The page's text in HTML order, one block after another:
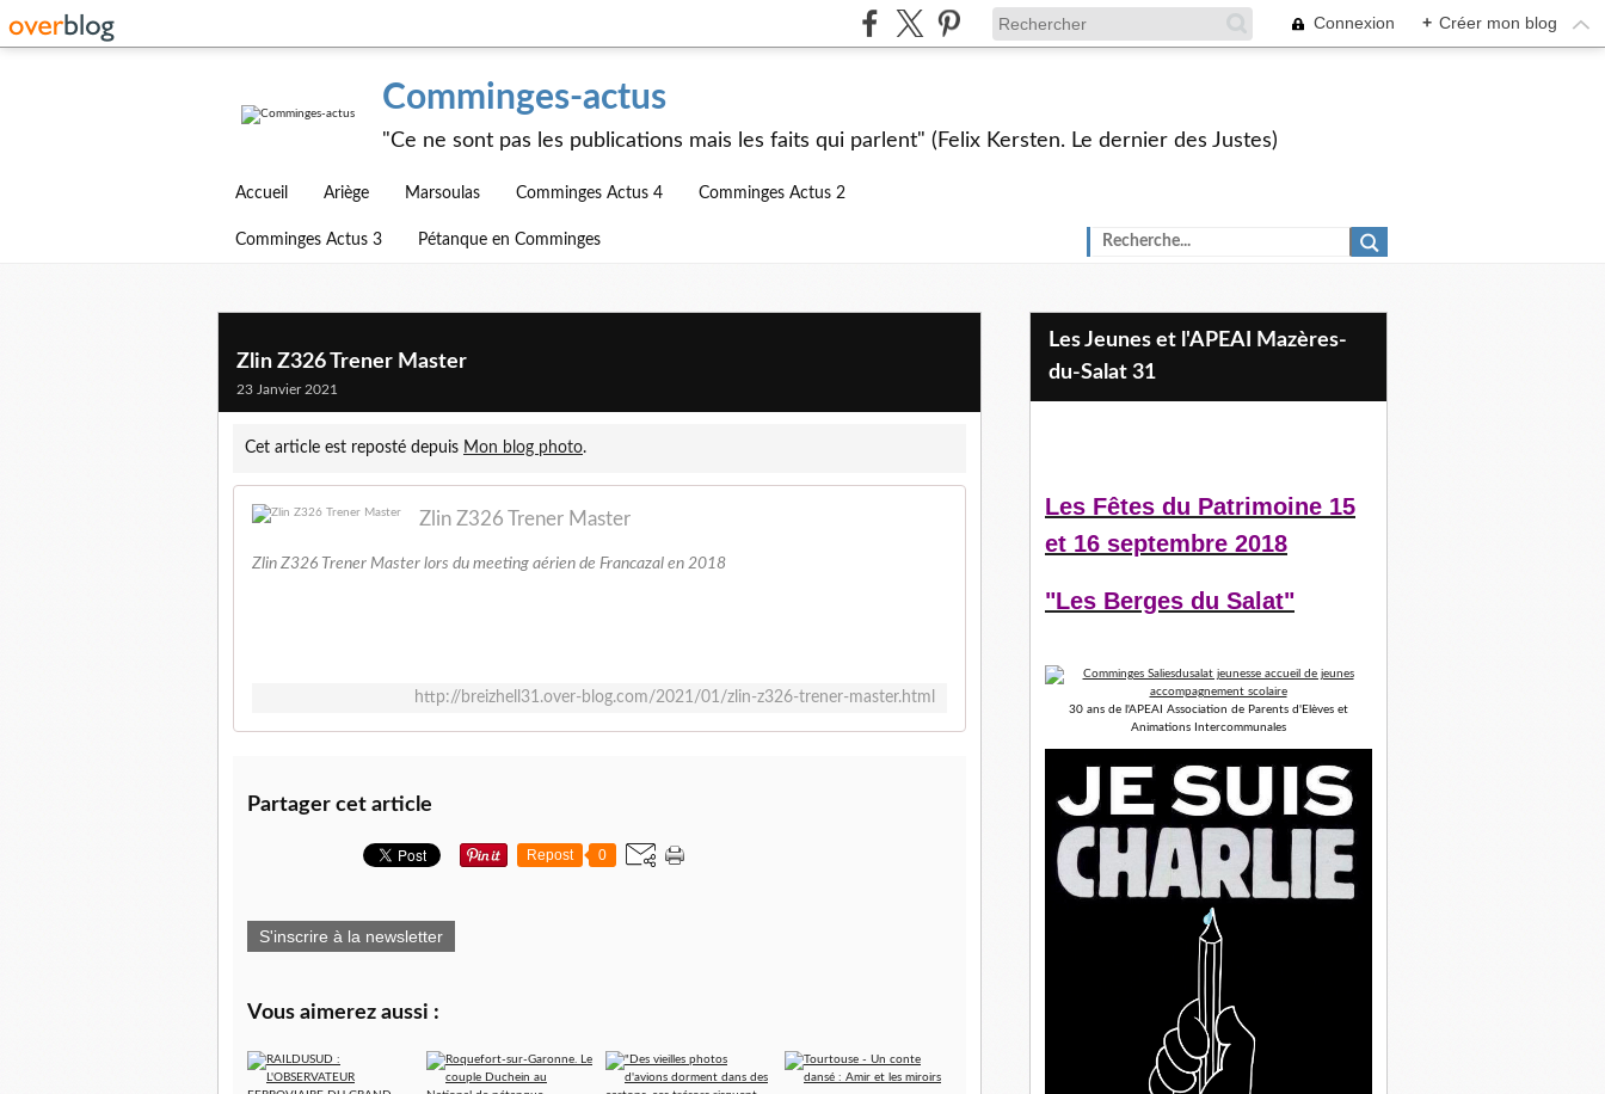
Connexion + Créer mon blog
Comminges-actus
"Ce ne sont pas les publications mais les faits qui parlent" (Felix Kersten. Le dernier des Justes)
Accueil Ariège Marsoulas Comminges Actus 4 Comminges Actus 2
Comminges Actus 3 Pétanque en Comminges
Zlin Z326 Trener Master
23 Janvier 2021
Cet article est reposté depuis Mon blog photo.
Zlin Z326 Trener Master
Zlin Z326 Trener Master lors du meeting aérien de Francazal en 2018
http://breizhell31.over-blog.com/2021/01/zlin-z326-trener-master.html
Partager cet article
Repost 0
S'inscrire à la newsletter
Vous aimerez aussi :
Les Jeunes et l'APEAI Mazères-
du-Salat 31
Les Fêtes du Patrimoine 15
et 16 septembre 2018
"Les Berges du Salat"
30 ans de l'APEAI Association de Parents d'Elèves et
Animations Intercommunales